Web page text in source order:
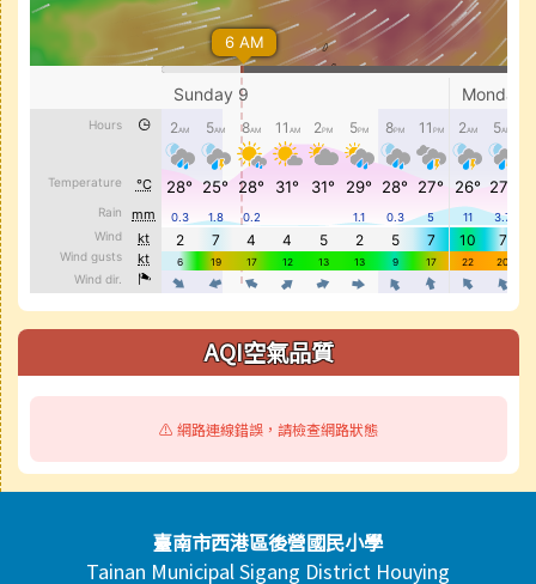
AQI空氣品質
⚠️ 網路連線錯誤，請檢查網路狀態
頁尾區域內容臺南市西港區後營國民小學
Tainan Municipal Sigang District Houying